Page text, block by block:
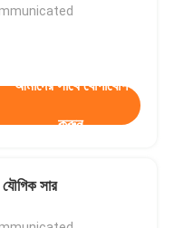
আমাদের সাথে যোগাযোগ
করুন
যৌগিক সার